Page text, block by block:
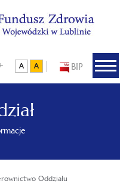
BIP
Oddziału